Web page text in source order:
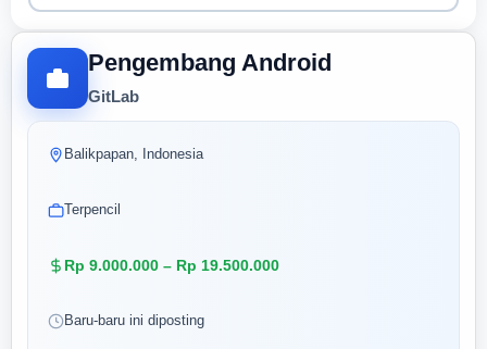
Pengembang Android
GitLab
Balikpapan, Indonesia
Terpencil
Rp 9.000.000 – Rp 19.500.000
Baru-baru ini diposting